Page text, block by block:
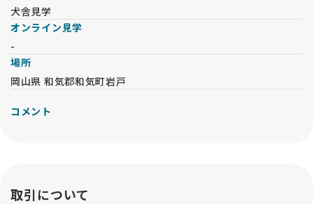
犬舎見学
オンライン見学
-
場所
岡山県 和気郡和気町岩戸
コメント
取引について